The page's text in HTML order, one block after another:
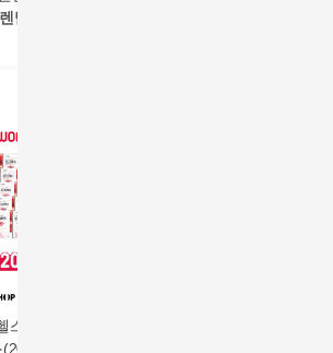
탈
스 아스타루지 2
개월분)